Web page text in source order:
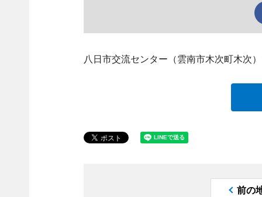
八日市交流センター（雲南市木次町木次
前の